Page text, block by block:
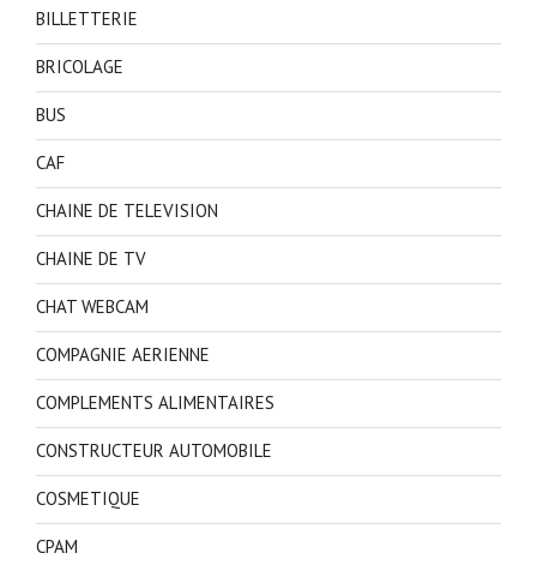
BILLETTERIE
BRICOLAGE
BUS
CAF
CHAINE DE TELEVISION
CHAINE DE TV
CHAT WEBCAM
COMPAGNIE AERIENNE
COMPLEMENTS ALIMENTAIRES
CONSTRUCTEUR AUTOMOBILE
COSMETIQUE
CPAM